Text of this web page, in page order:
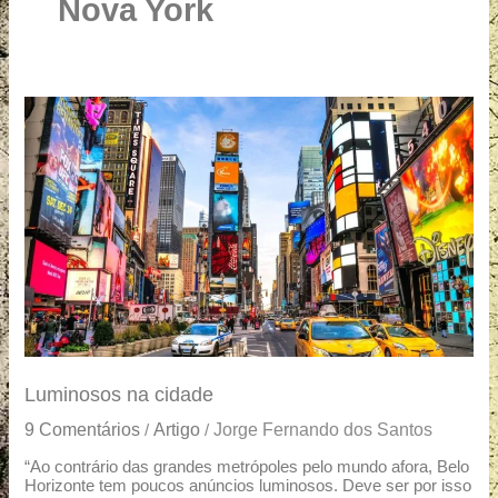
e
Nova York
Luminosos na cidade
9 Comentários /Artigo /Jorge Fernando dos Santos
“Ao contrário das grandes metrópoles pelo mundo afora, Belo
Horizonte tem poucos anúncios luminosos. Deve ser por isso
Luminosos
na
cidade